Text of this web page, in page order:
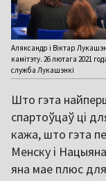
Аляксандр і Віктар
камітэту. 26 лютага 2021
служба Лукашэнкі
Што гэта
спартоўцаў ці
кажа, што гэта
Менску і
яна мае плюс